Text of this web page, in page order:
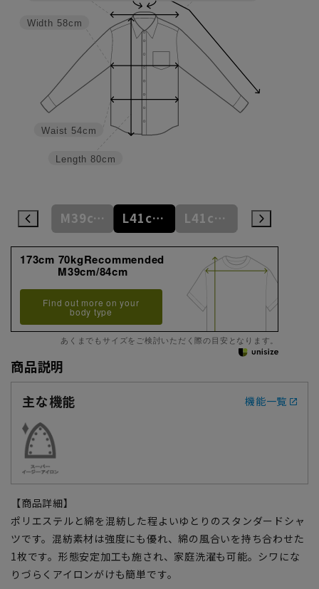
Length 80cm
Waist 54cm
Width 58cm
M39cm/84cm L41cm/76cm L41cm/78cm
173cm 70kgRecommended
M39cm/84cm
Find out more on your
body type
あくまでもサイズをご検討いただく際の目安となります。
商品説明
主な機能
機能一覧
【商品詳細】
ポリエステルと綿を混紡した程よいゆとりのスタンダードシャ
ツです。混紡素材は強度にも優れ、綿の風合いを持ち合わせた
1枚です。形態安定加工も施され、家庭洗濯も可能。シワにな
りづらくアイロンがけも簡単です。